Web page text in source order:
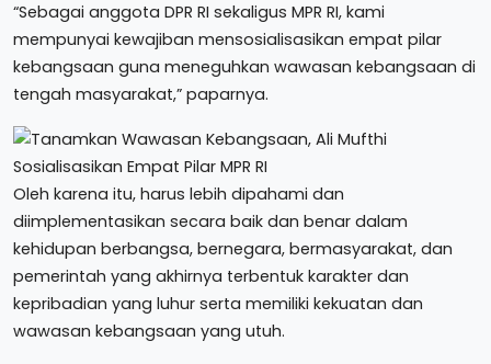
“Sebagai anggota DPR RI sekaligus MPR RI, kami
mempunyai kewajiban mensosialisasikan empat pilar
kebangsaan guna meneguhkan wawasan kebangsaan di
tengah masyarakat,” paparnya.
Oleh karena itu, harus lebih dipahami dan
diimplementasikan secara baik dan benar dalam
kehidupan berbangsa, bernegara, bermasyarakat, dan
pemerintah yang akhirnya terbentuk karakter dan
kepribadian yang luhur serta memiliki kekuatan dan
wawasan kebangsaan yang utuh.